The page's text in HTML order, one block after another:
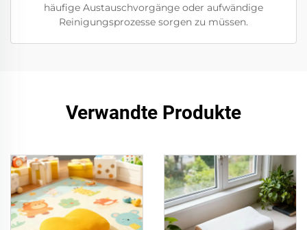
häufige Austauschvorgänge oder aufwändige
Reinigungsprozesse sorgen zu müssen.
Verwandte Produkte